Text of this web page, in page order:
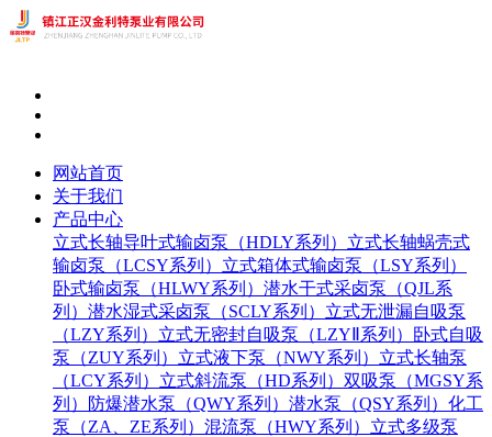
网站首页
关于我们
产品中心
立式长轴导叶式输卤泵（HDLY系列） 立式长轴蜗壳式
输卤泵（LCSY系列） 立式箱体式输卤泵（LSY系列）
卧式输卤泵（HLWY系列） 潜水干式采卤泵（QJL系
列） 潜水湿式采卤泵（SCLY系列） 立式无泄漏自吸泵
（LZY系列） 立式无密封自吸泵（LZYⅡ系列）
卧式自吸
泵（ZUY系列） 立式液下泵（NWY系列） 立式长轴泵
（LCY系列） 立式斜流泵（HD系列） 双吸泵（MGSY系
列）
防爆潜水泵（QWY系列） 潜水泵（QSY系列） 化工
泵（ZA、ZE系列） 混流泵（HWY系列） 立式多级泵